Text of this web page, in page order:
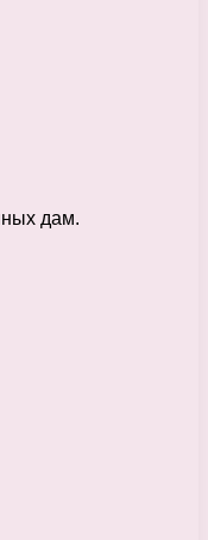
дам.